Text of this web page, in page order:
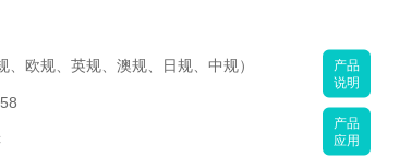
欧规、英规、澳规、日规、中规）
产品
说明
产品
应用